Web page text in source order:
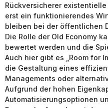
Rückversicherer
erst ein funktionierendes
bleiben bei der öffentlichen
Die Rolle der Old Economy
bewertet werden und die
Auch hier gibt es „Room for
die Gestaltung eines
Managements oder
Aufgrund der hohen
Automatisierungsoptionen